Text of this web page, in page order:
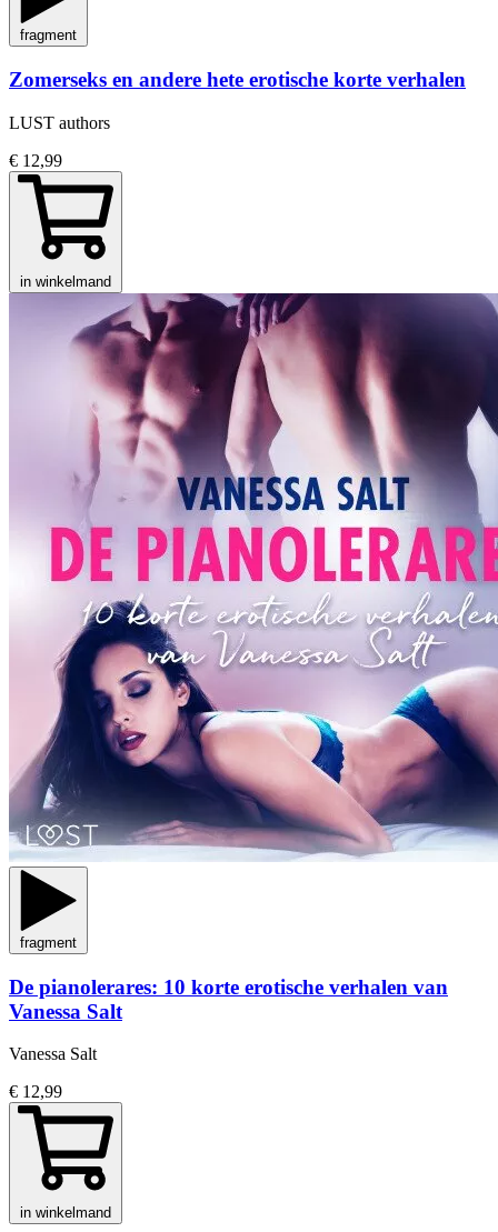
fragment
Zomerseks en andere hete erotische korte verhalen
LUST authors
€ 12,99
in winkelmand
fragment
De pianolerares: 10 korte erotische verhalen van
Vanessa Salt
Vanessa Salt
€ 12,99
in winkelmand